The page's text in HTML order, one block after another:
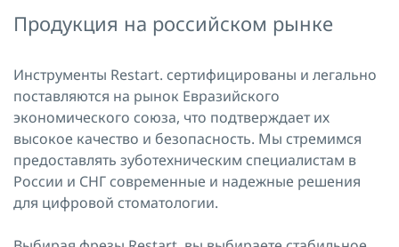
Продукция на российском рынке
Инструменты Restart. сертифицированы и легально
поставляются на рынок Евразийского
экономического союза, что подтверждает их
высокое качество и безопасность. Мы стремимся
предоставлять зуботехническим специалистам в
России и СНГ современные и надежные решения
для цифровой стоматологии.